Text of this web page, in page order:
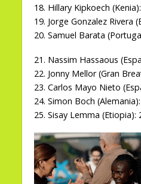
18. Hillary Kipkoech
19. Jorge Gonzalez Rivera
20. Samuel Barata
21. Nassim Hassaous
22. Jonny Mellor (Gran
23. Carlos Mayo Nieto
24. Simon Boch
25. Sisay Lemma (Etiopia):